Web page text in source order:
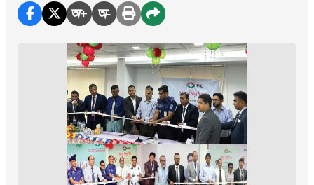
অ+ অ-